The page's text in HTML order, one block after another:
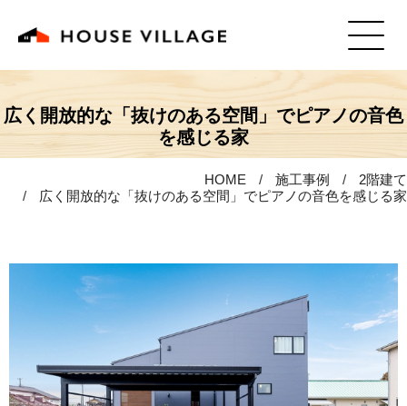
広く開放的な「抜けのある空間」でピアノの音色
を感じる家
HOME 施工事例
2階建て
広く開放的な「抜けのある空間」でピアノの音色を感じる家